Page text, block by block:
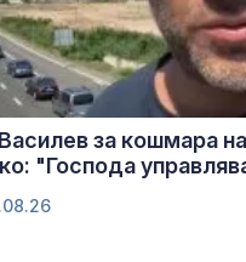
за кошмара
"Господа